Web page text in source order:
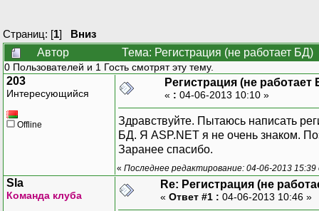
Страниц: [1] Вниз
Автор
Тема: Регистрация (не работает
0 Пользователей и 1 Гость смотрят эту тему.
203
Интересующийся
Offline
Регистрация (не работает
« : 04-06-2013 10:10 »
Здравствуйте. Пытаюсь написать
БД. Я ASP.NET я не очень знаком.
Заранее спасибо.
« Последнее редактирование: 04-06-2013
Sla
Команда клуба
Re: Регистрация (не
« Ответ #1 : 04-06-2013 10:46 »